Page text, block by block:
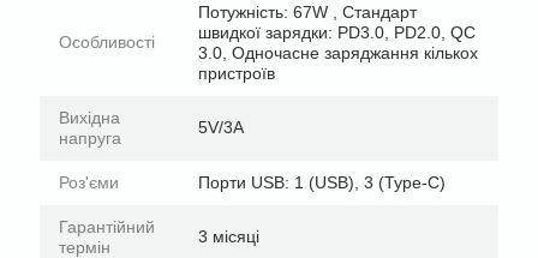
Особливості
Потужність: 67W , Стандарт
швидкої зарядки: PD3.0, PD2.0, QC
3.0, Одночасне заряджання кількох
пристроїв
Вихідна
напруга
5V/3A
Роз'єми Порти USB: 1 (USB), 3 (Type-C)
Гарантійний
термін
3 місяці